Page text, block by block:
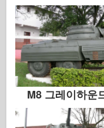
M8 그레이하운